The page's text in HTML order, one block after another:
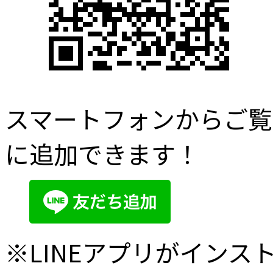
スマートフォンからご
に追加できます！
※LINEアプリがインス